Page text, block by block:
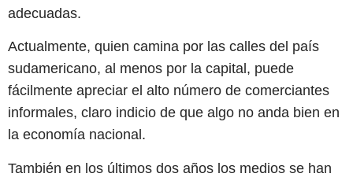
adecuadas.
Actualmente, quien camina por las calles del país
sudamericano, al menos por la capital, puede
fácilmente apreciar el alto número de comerciantes
informales, claro indicio de que algo no anda bien en
la economía nacional.
También en los últimos dos años los medios se han